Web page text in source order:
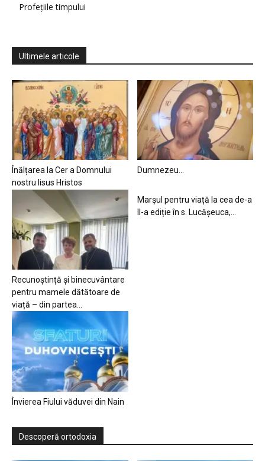
Profețiile timpului
Ultimele articole
Înălțarea la Cer a Domnului
nostru Iisus Hristos
Dumnezeu…
Recunoștință și binecuvântare
pentru mamele dătătoare de
viață – din partea...
Marșul pentru viață la cea de-a
II-a ediție în s. Lucășeuca,...
Învierea Fiului văduvei din Nain
Descoperă ortodoxia